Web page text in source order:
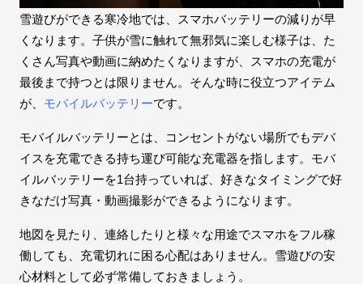
雪遊びができる寒冷地では、スマホバッテリーの減りが早
くなります。子供が雪に触れて無邪気に楽しむ様子は、た
くさん写真や動画に納めたくなりますが、スマホの充電が
最後まで持つとは限りません。そんな時に役立つアイテム
が、 モバイルバッテリーです。
モバイルバッテリーとは、コンセントがない場所でもデバ
イスを充電できる持ち運び可能な充電器を指します。モバ
イルバッテリーを1台持っていれば、好きなタイミングで好
きなだけ写真・動画撮影ができるようになります。
地図を見たり、連絡したりと様々な用途でスマホをフル稼
働しても、充電切れに困る心配はありません。雪遊びの安
心材料として必ず常備しておきましょう。